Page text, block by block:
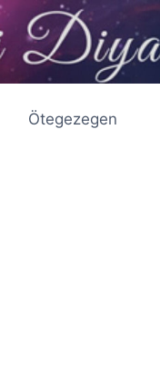
Ötegezegen